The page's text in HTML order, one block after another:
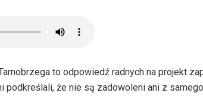
to odpowiedź radnych na projekt
podkreślali, że nie są zadowoleni ani z